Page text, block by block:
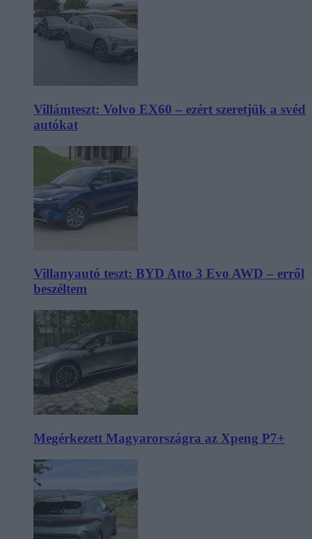
Villámteszt: Volvo EX60 – ezért szeretjük a svéd
autókat
Villanyautó teszt: BYD Atto 3 Evo AWD – erről
beszéltem
Megérkezett Magyarországra az Xpeng P7+